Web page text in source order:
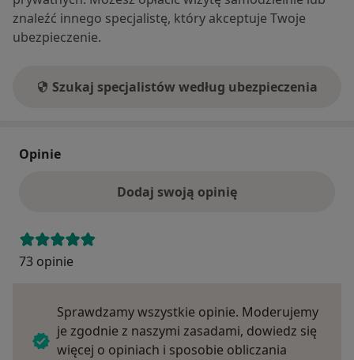
znaleźć innego specjalistę, który akceptuje Twoje
ubezpieczenie.
Szukaj specjalistów według ubezpieczenia
Opinie
Dodaj swoją opinię
73 opinie
Sprawdzamy wszystkie opinie. Moderujemy
je zgodnie z naszymi zasadami, dowiedz się
więcej o opiniach i sposobie obliczania